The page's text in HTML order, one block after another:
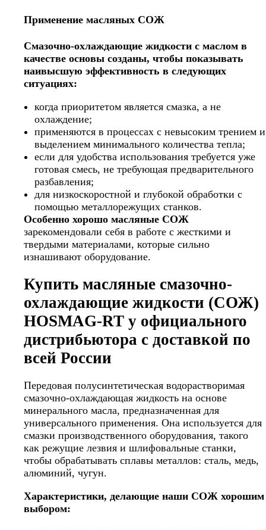
Применение масляных СОЖ
Смазочно-охлаждающие жидкости с маслом в
качестве основы созданы, чтобы показывать
наивысшую эффективность в следующих
ситуациях:
когда приоритетом является смазка, а не
охлаждение;
применяются в процессах с невысоким трением и
выделением минимального количества тепла;
если для удобства использования требуется уже
готовая смесь, не требующая предварительного
разбавления;
для низкоскоростной и глубокой обработки с
помощью металлорежущих станков.
Особенно хорошо масляные СОЖ
зарекомендовали себя в работе с жесткими и
твердыми материалами, которые сильно
изнашивают оборудование.
Купить масляные смазочно-
охлаждающие жидкости (СОЖ)
HOSMAG-RT у официального
дистрибьютора с доставкой по
всей России
Передовая полусинтетическая водорастворимая
смазочно-охлаждающая жидкость на основе
минерального масла, предназначенная для
универсального применения. Она используется для
смазки производственного оборудования, такого
как режущие лезвия и шлифовальные станки,
чтобы обрабатывать сплавы металлов: сталь, медь,
алюминий, чугун.
Характеристики, делающие наши СОЖ хорошим
выбором: